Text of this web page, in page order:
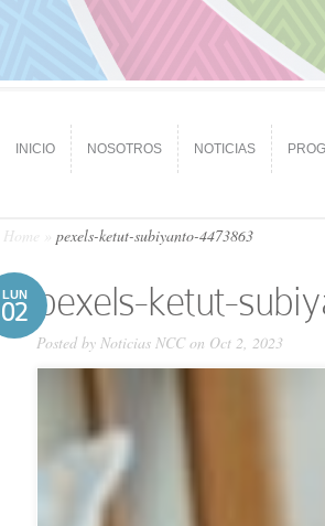
INICIO NOSOTROS NOTICIAS
Home pexels-ketut-subiyanto-4473863
LUN
02 pexels-ketut-
Posted by Noticias NCCon Oct 2, 2023